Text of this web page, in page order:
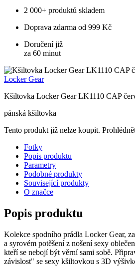
2 000+ produktů skladem
Doprava zdarma od 999 Kč
Doručení již
za 60 minut
Locker Gear
Kšiltovka Locker Gear LK1110 CAP
pánská kšiltovka
Tento produkt již nelze koupit.
Fotky
Popis produktu
Parametry
Podobné produkty
Související produkty
O značce
Popis produktu
Kolekce spodního prádla Locker Gear,
a syrovém potěšení z nošení sexy
kteří se nebojí být věrní sami sobě.
závislost" se sexy kšiltovkou s 3D